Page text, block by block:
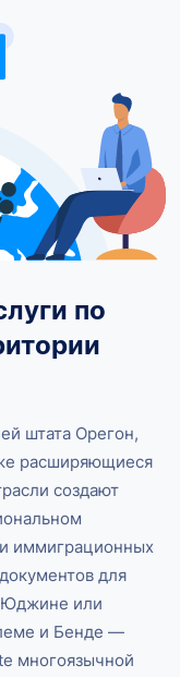
по
штата Орегон,
расширяющиеся
создают
иммиграционных
для
Юджине или
и Бенде —
многоязычной